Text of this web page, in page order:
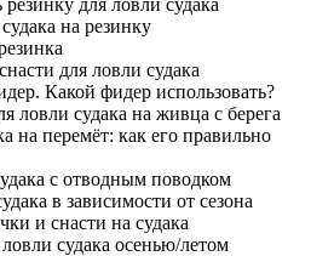
на резинку
для ловли судака
Какой фидер использовать?
ловли судака на живца с берега
на перемёт: как его правильно
с отводным поводком
в зависимости от сезона
и снасти на судака
судака осенью/летом